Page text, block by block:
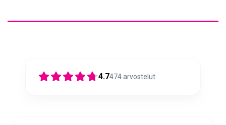
4.7474arvostelut